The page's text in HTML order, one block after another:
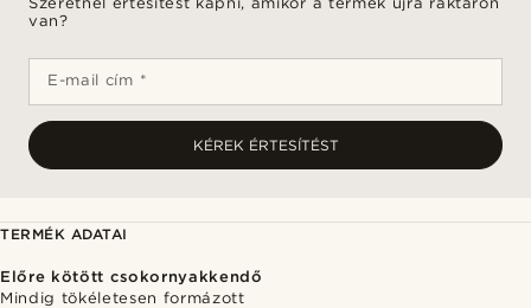
van?
E-mail cím *
KÉREK ÉRTESÍTÉST
TERMÉK ADATAI
Előre kötött csokornyakkendő
Mindig tökéletesen formázott